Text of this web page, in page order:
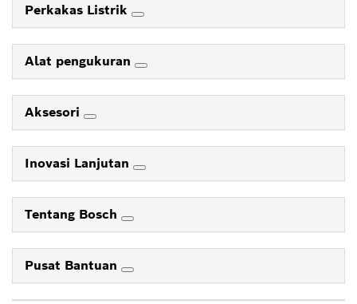
Perkakas Listrik
Alat pengukuran
Aksesori
Inovasi Lanjutan
Tentang Bosch
Pusat Bantuan